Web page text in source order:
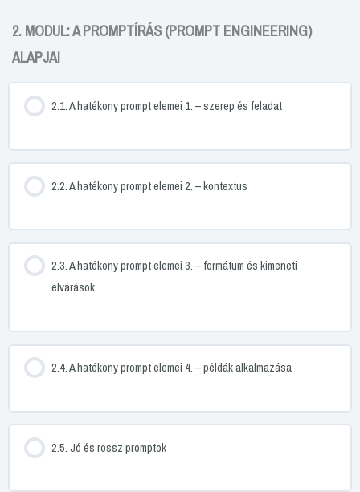
2. MODUL: A PROMPTÍRÁS (PROMPT ENGINEERING)
ALAPJAI
2.1. A hatékony prompt elemei 1. – szerep és feladat
2.2. A hatékony prompt elemei 2. – kontextus
2.3. A hatékony prompt elemei 3. – formátum és kimeneti
elvárások
2.4. A hatékony prompt elemei 4. – példák alkalmazása
2.5. Jó és rossz promptok